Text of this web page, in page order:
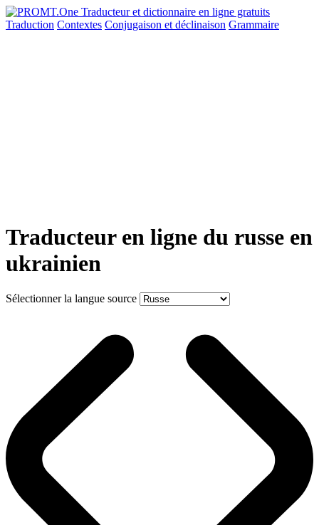
Traduction Contextes Conjugaison et déclinaison Grammaire
Traducteur en ligne du russe en
ukrainien
Sélectionner la langue source